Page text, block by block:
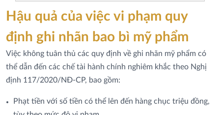
Hậu quả của việc vi phạm quy
định ghi nhãn bao bì mỹ phẩm
Việc không tuân thủ các quy định về ghi nhãn mỹ phẩm có
thể dẫn đến các chế tài hành chính nghiêm khắc theo Nghị
định 117/2020/NĐ-CP, bao gồm:
Phạt tiền với số tiền có thể lên đến hàng chục triệu đồng,